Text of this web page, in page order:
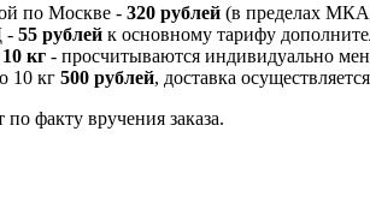
по Москве - 320 рублей (в пределах
- 55 рублей к основному тарифу
кг - просчитываются индивидуально
10 кг 500 рублей, доставка
факту вручения заказа.